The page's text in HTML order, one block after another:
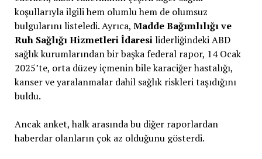
koşullarıyla ilgili hem olumlu hem de olumsuz
bulgularını listeledi. Ayrıca, Madde Bağımlılığı ve
Ruh Sağlığı Hizmetleri İdaresiliderliğindeki ABD
sağlık kurumlarından bir başka federal rapor, 14 Ocak
2025’te, orta düzey içmenin bile karaciğer hastalığı,
kanser ve yaralanmalar dahil sağlık riskleri taşıdığını
buldu.
Ancak anket, halk arasında bu diğer raporlardan
haberdar olanların çok az olduğunu gösterdi.